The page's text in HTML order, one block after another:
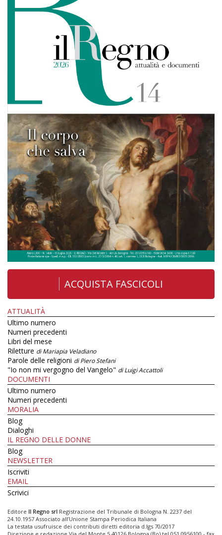
ACQUISTA FASCICOLI
ATTUALITÀ
Ultimo numero
Numeri precedenti
Libri del mese
Riletture di Mariapia Veladiano
Parole delle religioni di Piero Stefani
"Io non mi vergogno del Vangelo" di Luigi Accattoli
DOCUMENTI
Ultimo numero
Numeri precedenti
MORALIA
Blog
Dialoghi
IL REGNO DELLE DONNE
Blog
NEWSLETTER
Iscriviti
EMAIL
Scrivici
Editore Il Regno srl Registrazione del Tribunale di Bologna N. 2237 del
24.10.1957 Associato all’Unione Stampa Periodica Italiana
La testata usufruisce dei contributi diretti editoria d.lgs 70/2017